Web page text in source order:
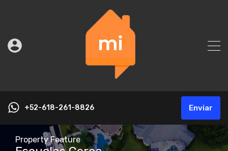
+52-618-261-8826 Enviar
Property Feature